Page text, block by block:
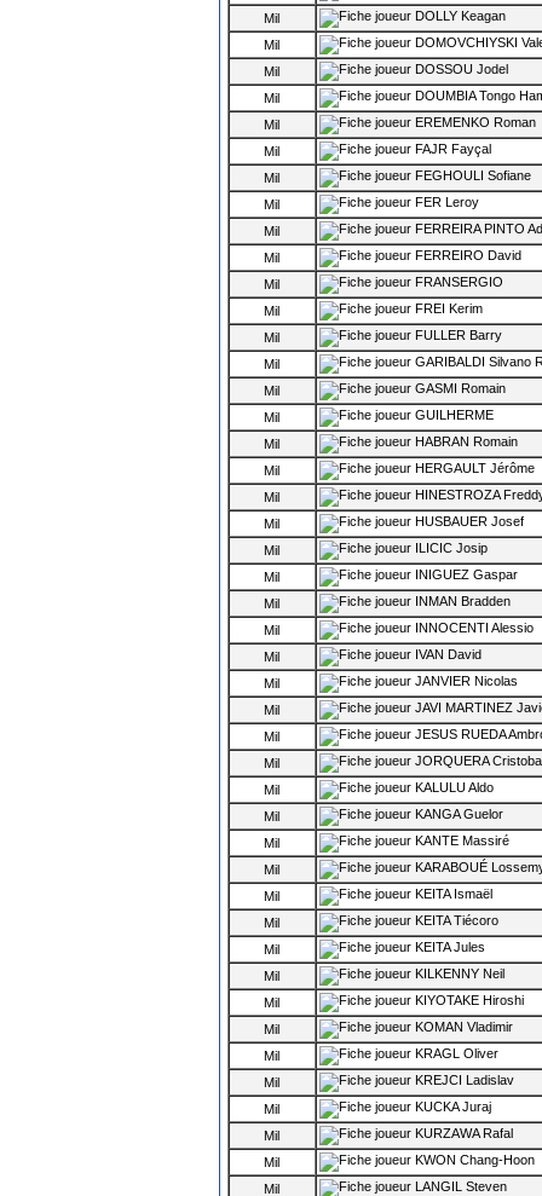
Mil
DOLLY Keagan
Mil
DOMOVCHIYSKI
Mil
DOSSOU Jodel
Mil
DOUMBIA Tongo
Mil
EREMENKO Roman
Mil
FAJR Fayçal
Mil
FEGHOULI Sofiane
Mil
FER Leroy
Mil
FERREIRA PINTO
Mil
FERREIRO David
Mil
FRANSERGIO
Mil
FREI Kerim
Mil
FULLER Barry
Mil
GARIBALDI Silvano
Mil
GASMI Romain
Mil
GUILHERME
Mil
HABRAN Romain
Mil
HERGAULT Jérôme
Mil
HINESTROZA
Mil
HUSBAUER Josef
Mil
ILICIC Josip
Mil
INIGUEZ Gaspar
Mil
INMAN Bradden
Mil
INNOCENTI Alessio
Mil
IVAN David
Mil
JANVIER Nicolas
Mil
JAVI MARTINEZ
Mil
JESUS RUEDA
Mil
JORQUERA
Mil
KALULU Aldo
Mil
KANGA Guelor
Mil
KANTE Massiré
Mil
KARABOUÉ
Mil
KEITA Ismaël
Mil
KEITA Tiécoro
Mil
KEITA Jules
Mil
KILKENNY Neil
Mil
KIYOTAKE Hiroshi
Mil
KOMAN Vladimir
Mil
KRAGL Oliver
Mil
KREJCI Ladislav
Mil
KUCKA Juraj
Mil
KURZAWA Rafal
Mil
KWON Chang-Hoon
Mil
LANGIL Steven